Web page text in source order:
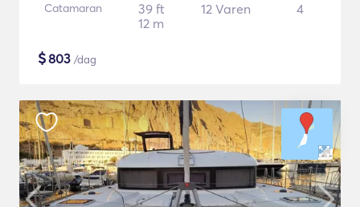
Catamaran
39 ft
12 m
12 Varen 4
$803 /dag